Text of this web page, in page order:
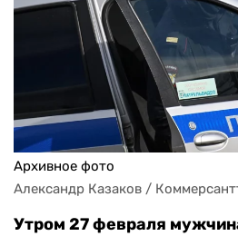
Архивное фото
Александр Казаков /
Утром 27 февраля